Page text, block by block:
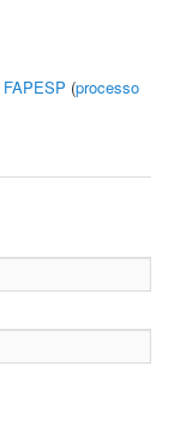
FAPESP (processo